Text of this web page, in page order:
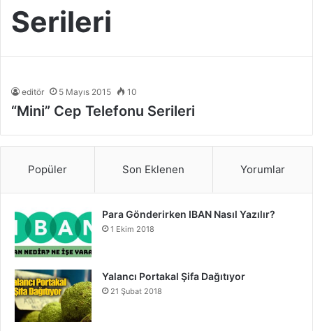
Serileri
editör 5 Mayıs 2015 10
“Mini” Cep Telefonu Serileri
Popüler Son Eklenen Yorumlar
Para Gönderirken IBAN Nasıl Yazılır?
1 Ekim 2018
Yalancı Portakal Şifa Dağıtıyor
21 Şubat 2018